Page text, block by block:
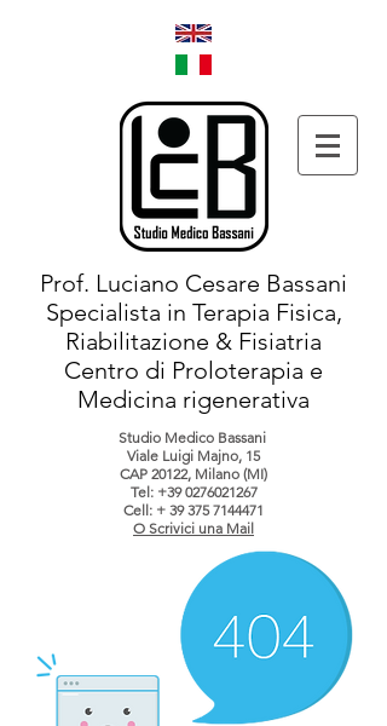
Prof. Luciano Cesare Bassani
Specialista in Terapia Fisica,
Riabilitazione & Fisiatria
Centro di Proloterapia e
Medicina rigenerativa
Studio Medico Bassani
Viale Luigi Majno, 15
CAP 20122, Milano (MI)
Tel: +39 0276021267
Cell: + 39 375 7144471
O Scrivici una Mail